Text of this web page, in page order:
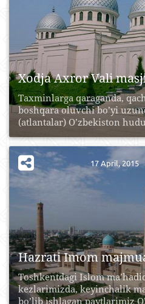
Xodja Axror Vali
Taxminlarga qaraganda,
boshqara oluvchi bo’yi
(atlantalar) O’zbekiston
Hazrati Imom
Toshkentdagi Islom
kezlarimizda, keyinchalik
bo’lib ishlagan paytlarimiz
17 April, 2015